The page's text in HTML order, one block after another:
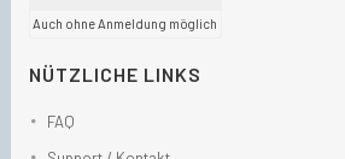
Auch ohne Anmeldung möglich
NÜTZLICHE LINKS
FAQ